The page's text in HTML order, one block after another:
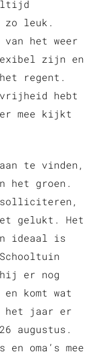
leuk.
het weer
zijn en
regent.
hebt
mee kijkt
te vinden,
het groen.
gelukt. Het
ideaal is
hij er nog
komt wat
het jaar er
augustus.
en oma’s mee